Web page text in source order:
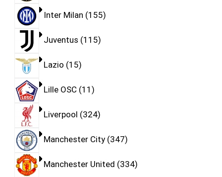
Inter Milan 155
Juventus 115
Lazio 15
Lille OSC 11
Liverpool 324
Manchester City 347
Manchester United 334